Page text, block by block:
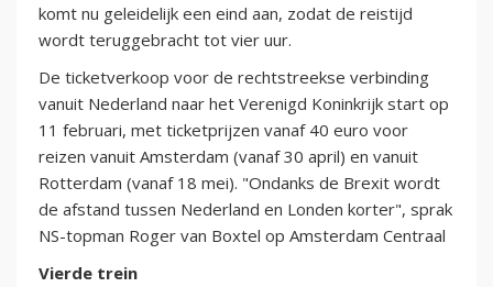
komt nu geleidelijk een eind aan, zodat de reistijd
wordt teruggebracht tot vier uur.
De ticketverkoop voor de rechtstreekse verbinding
vanuit Nederland naar het Verenigd Koninkrijk start op
11 februari, met ticketprijzen vanaf 40 euro voor
reizen vanuit Amsterdam (vanaf 30 april) en vanuit
Rotterdam (vanaf 18 mei). "Ondanks de Brexit wordt
de afstand tussen Nederland en Londen korter", sprak
NS-topman Roger van Boxtel op Amsterdam Centraal
Vierde trein